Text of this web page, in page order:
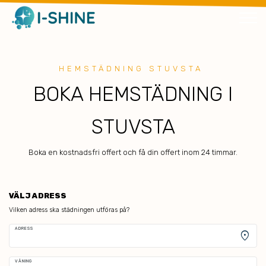
HEMSTÄDNING STUVSTA
BOKA HEMSTÄDNING I
STUVSTA
Boka en kostnadsfri offert och få din offert inom 24 timmar.
VÄLJ ADRESS
Vilken adress ska städningen utföras på?
ADRESS
location_on
VÅNING